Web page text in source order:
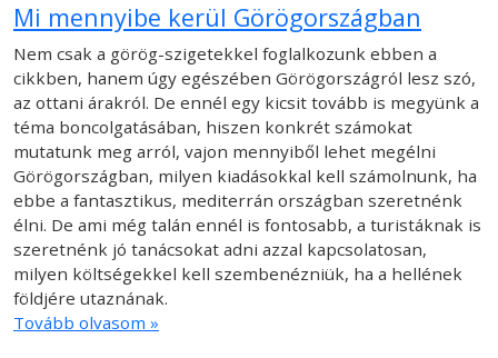
Mi mennyibe kerül Görögországban
Nem csak a görög-szigetekkel foglalkozunk ebben a
cikkben, hanem úgy egészében Görögországról lesz szó,
az ottani árakról. De ennél egy kicsit tovább is megyünk a
téma boncolgatásában, hiszen konkrét számokat
mutatunk meg arról, vajon mennyiből lehet megélni
Görögországban, milyen kiadásokkal kell számolnunk, ha
ebbe a fantasztikus, mediterrán országban szeretnénk
élni. De ami még talán ennél is fontosabb, a turistáknak is
szeretnénk jó tanácsokat adni azzal kapcsolatosan,
milyen költségekkel kell szembenézniük, ha a hellének
földjére utaznának.
Tovább olvasom »